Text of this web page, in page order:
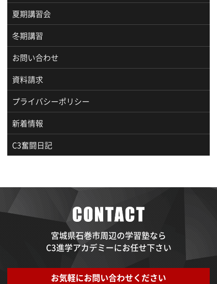
夏期講習会
冬期講習
お問い合わせ
資料請求
プライバシーポリシー
新着情報
C3奮闘日記
宮城県石巻市周辺の学習塾なら
C3進学アカデミーにお任せ下さい
お気軽にお問い合わせください